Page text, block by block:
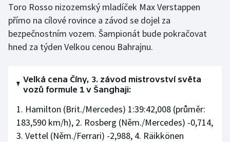
Toro Rosso nizozemský mladíček Max Verstappen
přímo na cílové rovince a závod se dojel za
bezpečnostním vozem. Šampionát bude pokračovat
hned za týden Velkou cenou Bahrajnu.
Velká cena Číny, 3. závod mistrovství světa
vozů formule 1 v Šanghaji:
1. Hamilton (Brit./Mercedes) 1:39:42,008 (průměr:
183,590 km/h), 2. Rosberg (Něm./Mercedes) -0,714,
3. Vettel (Něm./Ferrari) -2,988, 4. Räikkönen